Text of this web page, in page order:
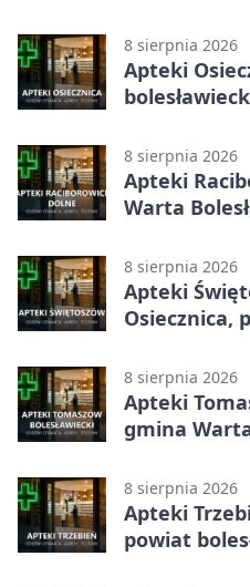
8 sierpnia 2026
Apteki
8 sierpnia 2026
Apteki
Warta
godziny
8 sierpnia 2026
Apteki
Osiecznica,
8 sierpnia 2026
Apteki
gmina
godziny
8 sierpnia 2026
Apteki
powiat